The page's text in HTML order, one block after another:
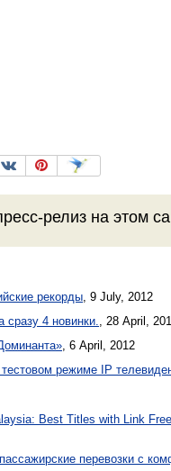
релиз на этом
рекорды 9 July, 2012
4 новинки.
28 April,
, 6 April, 2012
режиме IP
Best Titles with Link
перевозки с